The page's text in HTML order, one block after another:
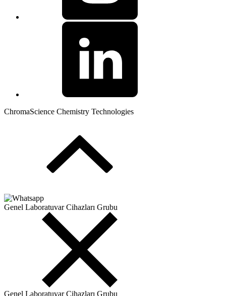
ChromaScience Chemistry Technologies
Genel Laboratuvar Cihazları Grubu
Genel Laboratuvar Cihazları Grubu